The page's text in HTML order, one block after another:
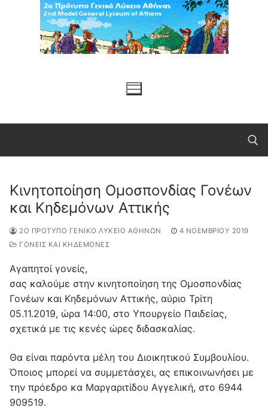
Μετάβαση
περιεχόμενο
Αναζήτηση για:
Κινητοποίηση Ομοσπονδίας Γονέων
και Κηδεμόνων Αττικής
2Ο ΠΡΌΤΥΠΟ ΓΕΝΙΚΌ ΛΎΚΕΙΟ ΑΘΗΝΏΝ
4 ΝΟΕΜΒΡΊΟΥ 2019
ΓΟΝΕΙΣ ΚΑΙ ΚΗΔΕΜΟΝΕΣ
Αγαπητοί γονείς,
σας καλούμε στην κινητοποίηση της Ομοσπονδίας
Γονέων και Κηδεμόνων Αττικής, αύριο Τρίτη
05.11.2019, ώρα 14:00, στο Υπουργείο Παιδείας,
σχετικά με τις κενές ώρες διδασκαλίας.
Θα είναι παρόντα μέλη του Διοικητικού Συμβουλίου.
Όποιος μπορεί να συμμετάσχει, ας επικοινωνήσει με
την πρόεδρο κα Μαργαριτίδου Αγγελική, στο 6944
909519.